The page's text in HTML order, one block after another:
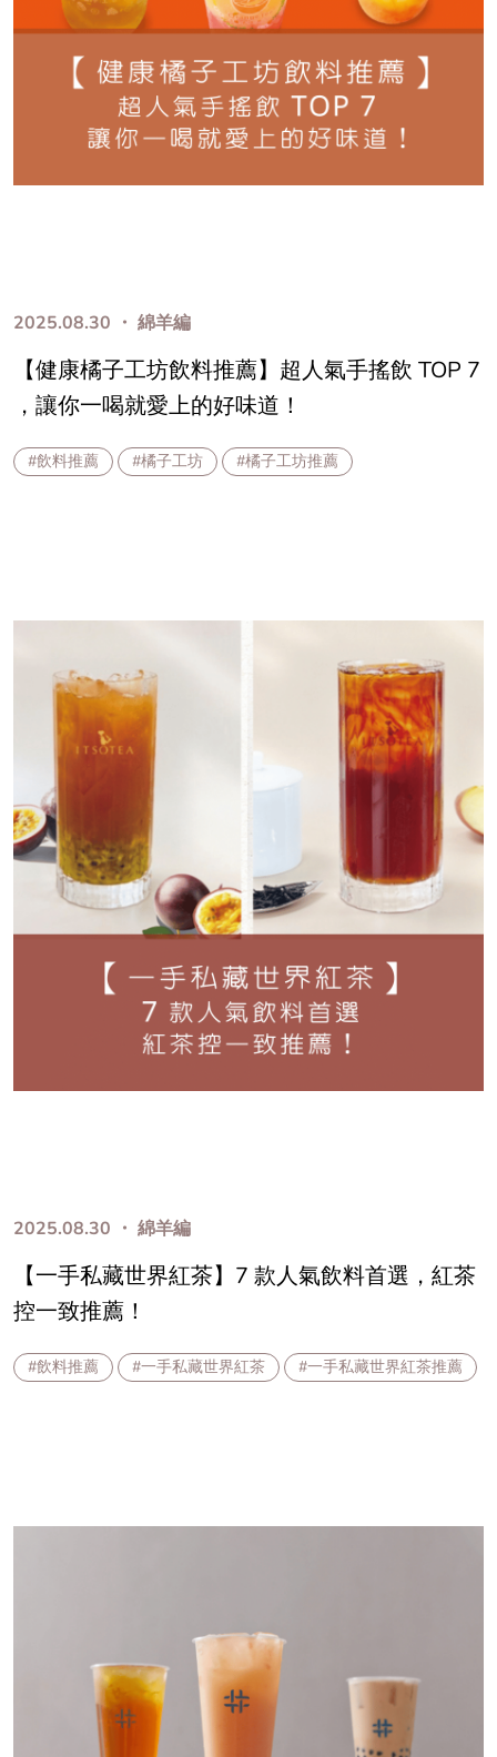
2025.08.30 ・ 綿羊編
【健康橘子工坊飲料推薦】超人氣手搖飲 TOP 7
，讓你一喝就愛上的好味道！
#飲料推薦 #橘子工坊 #橘子工坊推薦
2025.08.30 ・ 綿羊編
【一手私藏世界紅茶】7 款人氣飲料首選，紅茶
控一致推薦！
#飲料推薦 #一手私藏世界紅茶 #一手私藏世界紅茶推薦